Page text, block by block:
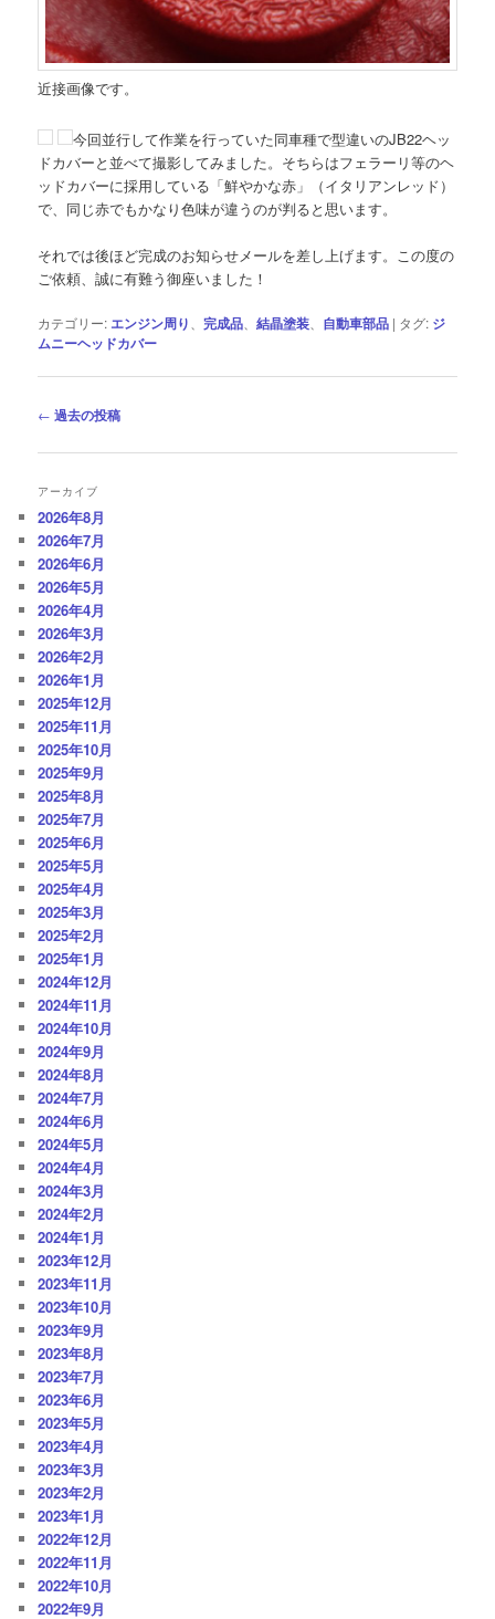
近接画像です。
今回並行して作業を行っていた同車種で型違いのJB22ヘッ
ドカバーと並べて撮影してみました。そちらはフェラーリ等のヘ
ッドカバーに採用している「鮮やかな赤」（イタリアンレッド）
で、同じ赤でもかなり色味が違うのが判ると思います。
それでは後ほど完成のお知らせメールを差し上げます。この度の
ご依頼、誠に有難う御座いました！
カテゴリー: エンジン周り 、完成品 、結晶塗装 自動車部品 | タグ: ジ
ムニーヘッドカバー
投
ナ
ー
シ
ョ
ン
← 過去の投稿
アーカイブ
2026年8月
2026年7月
2026年6月
2026年5月
2026年4月
2026年3月
2026年2月
2026年1月
2025年12月
2025年11月
2025年10月
2025年9月
2025年8月
2025年7月
2025年6月
2025年5月
2025年4月
2025年3月
2025年2月
2025年1月
2024年12月
2024年11月
2024年10月
2024年9月
2024年8月
2024年7月
2024年6月
2024年5月
2024年4月
2024年3月
2024年2月
2024年1月
2023年12月
2023年11月
2023年10月
2023年9月
2023年8月
2023年7月
2023年6月
2023年5月
2023年4月
2023年3月
2023年2月
2023年1月
2022年12月
2022年11月
2022年10月
2022年9月